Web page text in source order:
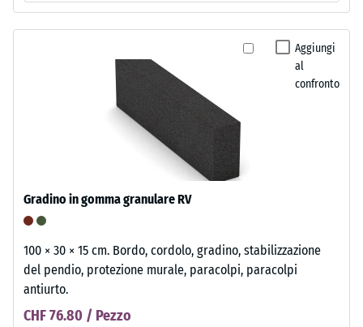
Aggiungi
al
confronto
Gradino in gomma granulare RV
100 × 30 × 15 cm. Bordo, cordolo, gradino, stabilizzazione
del pendio, protezione murale, paracolpi, paracolpi
antiurto.
CHF 76.80 / Pezzo